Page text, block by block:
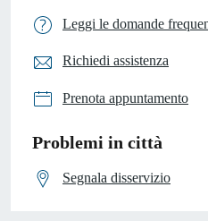
Leggi le domande
Richiedi assistenza
Prenota appuntamento
Problemi in città
Segnala disservizio